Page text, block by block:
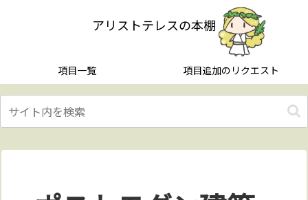
アリストテレスの本棚
項目一覧 項目追加のリクエスト